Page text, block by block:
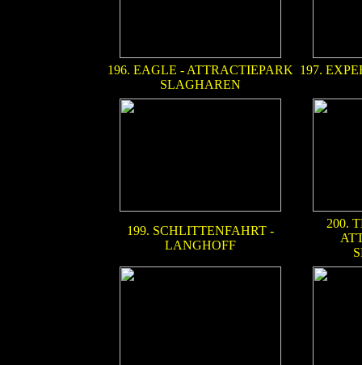
196. EAGLE - ATTRACTIEPARK
SLAGHAREN
197.
199. SCHLITTENFAHRT -
LANGHOFF
200.